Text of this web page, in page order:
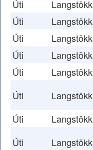
Úti
Langstökk
Úti
Langstökk
Úti
Langstökk
Úti
Langstökk
Úti
Langstökk
Úti
Langstökk
Úti
Langstökk
Úti
Langstökk